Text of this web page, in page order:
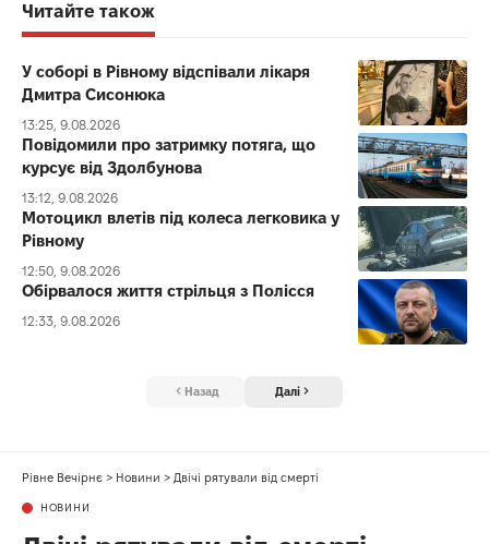
Читайте також
У соборі в Рівному відспівали лікаря
Дмитра Сисонюка
13:25, 9.08.2026
Повідомили про затримку потяга, що
курсує від Здолбунова
13:12, 9.08.2026
Мотоцикл влетів під колеса легковика у
Рівному
12:50, 9.08.2026
Обірвалося життя стрільця з Полісся
12:33, 9.08.2026
Назад Далі
Рівне Вечірнє > Новини > Двічі рятували від смерті
НОВИНИ